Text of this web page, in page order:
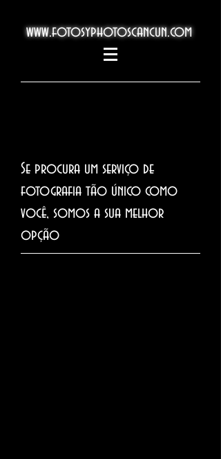
www.fotosyphotoscancun.com
Se procura um serviço de
fotografia tão único como
você, somos a sua melhor
opção